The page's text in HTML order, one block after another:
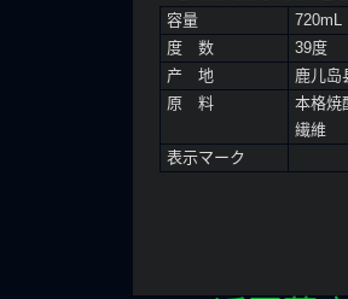
容量
720mL
度 数
39度
产 地
鹿儿岛
原 料
本格焼
繊維
表示マーク